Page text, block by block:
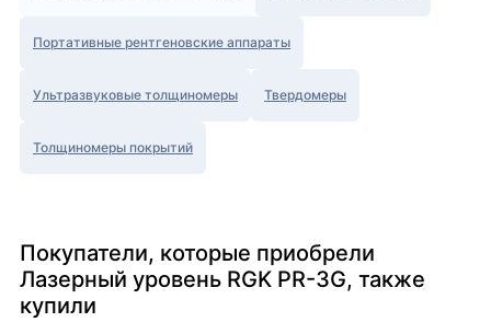
Портативные рентгеновские аппараты
Ультразвуковые толщиномеры Твердомеры
Толщиномеры покрытий
Покупатели, которые приобрели
Лазерный уровень RGK PR-3G, также
купили